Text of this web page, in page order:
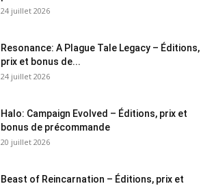
24 juillet 2026
Resonance: A Plague Tale Legacy – Éditions,
prix et bonus de...
24 juillet 2026
Halo: Campaign Evolved – Éditions, prix et
bonus de précommande
20 juillet 2026
Beast of Reincarnation – Éditions, prix et